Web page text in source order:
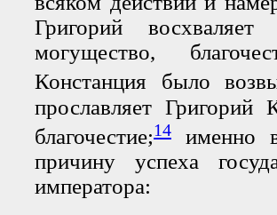
Григорий восхваляет
могущество,
Констанция было
прославляет Григорий
благочестие;14
именно
причину успеха
императора: